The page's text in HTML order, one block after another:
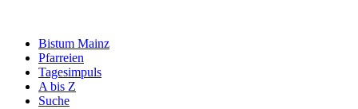
Bistum Mainz
Pfarreien
Tagesimpuls
A bis Z
Suche